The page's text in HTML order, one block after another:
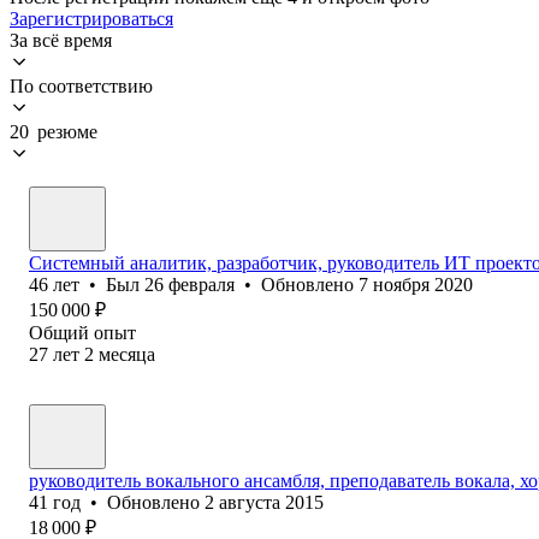
Зарегистрироваться
За всё время
По соответствию
20 резюме
Системный аналитик, разработчик, руководитель ИТ
46 лет • Был 26 февраля • Обновлено 7 ноября 2020
150 000 ₽
Общий опыт
27 лет 2 месяца
руководитель вокального ансамбля, преподаватель вокала,
41 год • Обновлено 2 августа 2015
18 000 ₽